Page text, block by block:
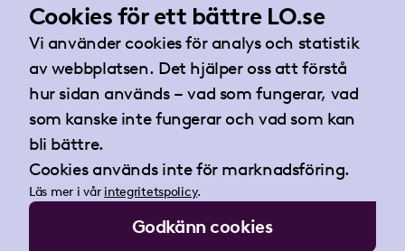
Lättläst om LO
Teckenspråksfilm
Tidningen Arbetet
Landsorganisationen i Sverige
Barnhusgatan 18
105 53 Stockholm
Tel:08-796 25 00
Fax:08-796 25 17
E-post:info@lo.se
Org.nr 802001-9769
Cookies för ett bättre LO.se
Vi använder cookies för analys och statistik
av webbplatsen. Det hjälper oss att förstå
hur sidan används – vad som fungerar, vad
som kanske inte fungerar och vad som kan
bli bättre.
Cookies används inte för marknadsföring.
Läs mer i vår integritetspolicy.
Godkänn cookies